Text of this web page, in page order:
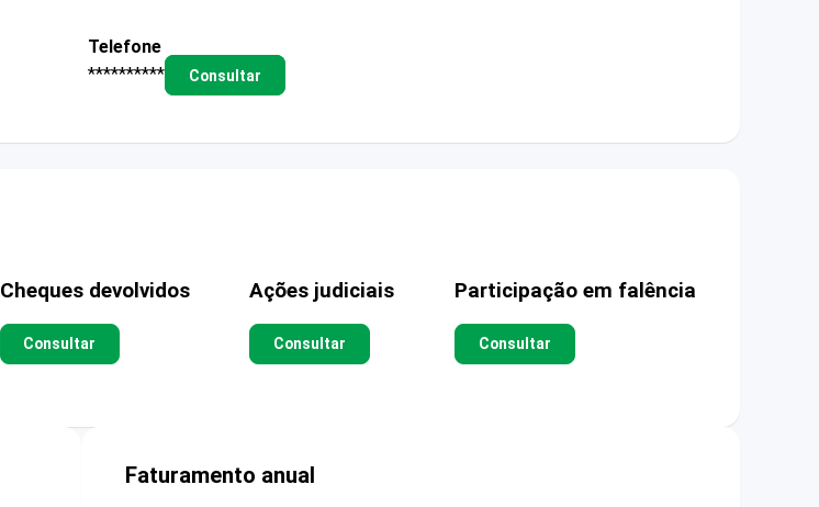
Telefone
**********
Consultar
Cheques devolvidos
Consultar
Ações judiciais
Consultar
Participação em falência
Consultar
Faturamento anual